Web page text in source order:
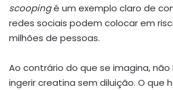
scoopingé um exemplo claro de
redes sociais podem colocar em
milhões de pessoas.
Ao contrário do que se imagina,
ingerir creatina sem diluição. O que